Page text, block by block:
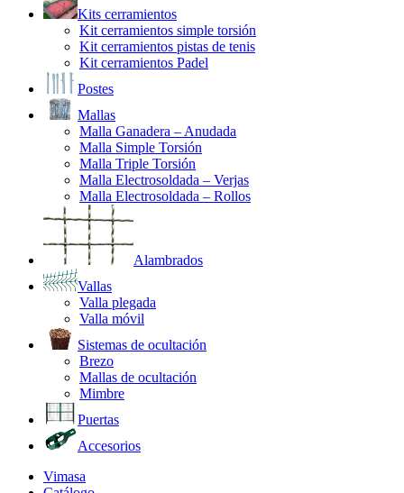
Kits cerramientos
Kit cerramientos simple torsión
Kit cerramientos pistas de tenis
Kit cerramientos Padel
Postes
Mallas
Malla Ganadera – Anudada
Malla Simple Torsión
Malla Triple Torsión
Malla Electrosoldada – Verjas
Malla Electrosoldada – Rollos
Alambrados
Vallas
Valla plegada
Valla móvil
Sistemas de ocultación
Brezo
Mallas de ocultación
Mimbre
Puertas
Accesorios
Vimasa